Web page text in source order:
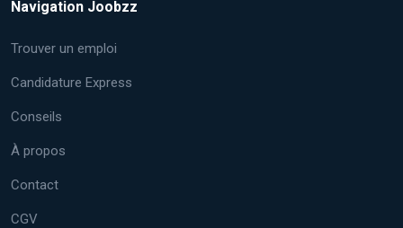
Navigation Joobzz
Trouver un emploi
Candidature Express
Conseils
À propos
Contact
CGV